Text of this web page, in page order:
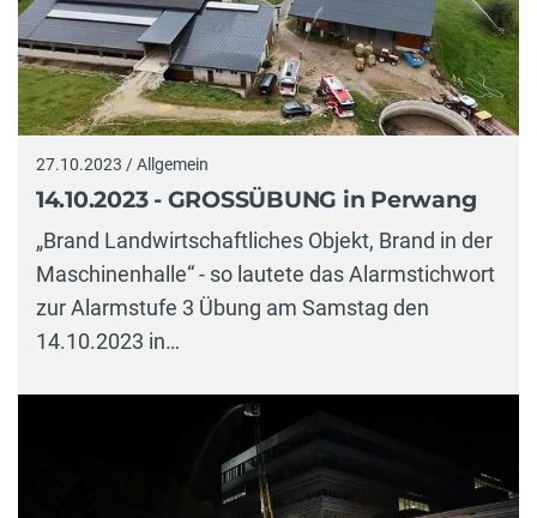
27.10.2023 / Allgemein
14.10.2023 - GROSSÜBUNG in Perwang
„Brand Landwirtschaftliches Objekt, Brand in der
Maschinenhalle“ - so lautete das Alarmstichwort
zur Alarmstufe 3 Übung am Samstag den
14.10.2023 in…